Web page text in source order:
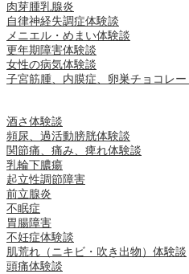
肉芽腫乳腺炎
自律神経失調症体験談
メニエル・めまい体験談
更年期障害体験談
女性の病気体験談
子宮筋腫、内膜症、卵巣チョコレ
酒さ体験談
頻尿、過活動膀胱体験談
関節痛、痛み、痺れ体験談
乳輪下膿瘍
起立性調節障害
前立腺炎
不眠症
胃腸障害
不妊症体験談
肌荒れ（ニキビ・吹き出物）体験談
頭痛体験談